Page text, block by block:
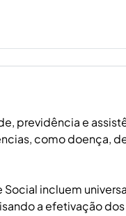
previdência e
como doença,
incluem
a efetivação